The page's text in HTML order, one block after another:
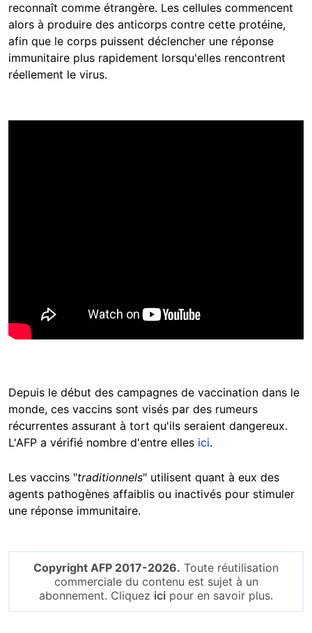
reconnaît comme étrangère. Les cellules commencent
alors à produire des anticorps contre cette protéine,
afin que le corps puissent déclencher une réponse
immunitaire plus rapidement lorsqu'elles rencontrent
réellement le virus.
Depuis le début des campagnes de vaccination dans le
monde, ces vaccins sont visés par des rumeurs
récurrentes assurant à tort qu'ils seraient dangereux.
L'AFP a vérifié nombre d'entre elles ici.
Les vaccins "traditionnels" utilisent quant à eux des
agents pathogènes affaiblis ou inactivés pour stimuler
une réponse immunitaire.
Copyright AFP 2017-2026. Toute réutilisation
commerciale du contenu est sujet à un
abonnement. Cliquez ici pour en savoir plus.